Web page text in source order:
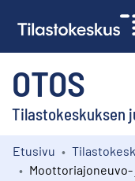
OTOS
Tilastokeskuksen
Kokoelmat
Etusivu